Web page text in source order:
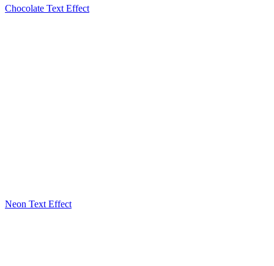
Chocolate Text Effect
Neon Text Effect